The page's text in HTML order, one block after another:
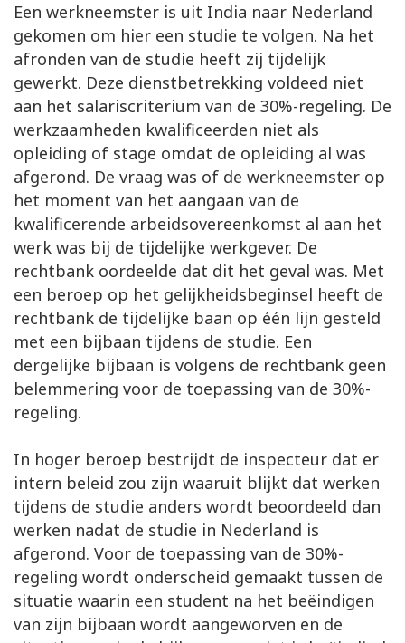
Een werkneemster is uit India naar Nederland
gekomen om hier een studie te volgen. Na het
afronden van de studie heeft zij tijdelijk
gewerkt. Deze dienstbetrekking voldeed niet
aan het salariscriterium van de 30%-regeling. De
werkzaamheden kwalificeerden niet als
opleiding of stage omdat de opleiding al was
afgerond. De vraag was of de werkneemster op
het moment van het aangaan van de
kwalificerende arbeidsovereenkomst al aan het
werk was bij de tijdelijke werkgever. De
rechtbank oordeelde dat dit het geval was. Met
een beroep op het gelijkheidsbeginsel heeft de
rechtbank de tijdelijke baan op één lijn gesteld
met een bijbaan tijdens de studie. Een
dergelijke bijbaan is volgens de rechtbank geen
belemmering voor de toepassing van de 30%-
regeling.
In hoger beroep bestrijdt de inspecteur dat er
intern beleid zou zijn waaruit blijkt dat werken
tijdens de studie anders wordt beoordeeld dan
werken nadat de studie in Nederland is
afgerond. Voor de toepassing van de 30%-
regeling wordt onderscheid gemaakt tussen de
situatie waarin een student na het beëindigen
van zijn bijbaan wordt aangeworven en de